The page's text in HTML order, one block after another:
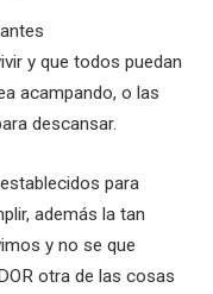
y que todos puedan
acampando, o las
descansar.
para
además la tan
y no se que
otra de las cosas